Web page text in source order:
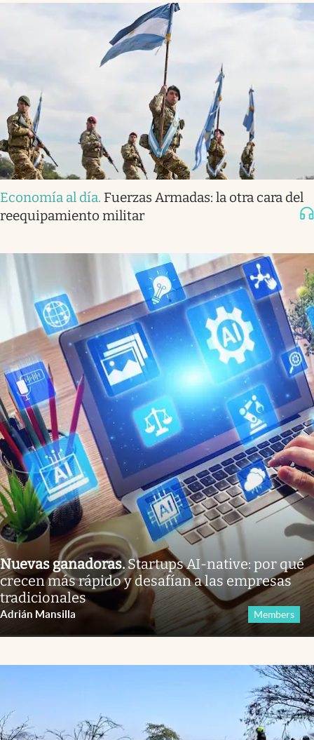
Economía al día. Fuerzas Armadas: la otra cara del
reequipamiento militar
Nuevas ganadoras.Startups AI-native: por qué
crecen más rápido y desafían a las empresas
tradicionales
Adrián Mansilla Members